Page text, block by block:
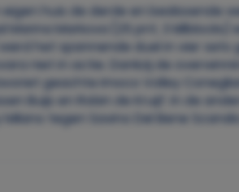
huis de derde en beslissende
Marina Markova (25 pnt, 3
werd het spannende duel in vier sets
niet in actie. Dankzij de
geachte Imoco Volley
Buijs en Robin de Kruijf. In de
tegen Savino Del Bene